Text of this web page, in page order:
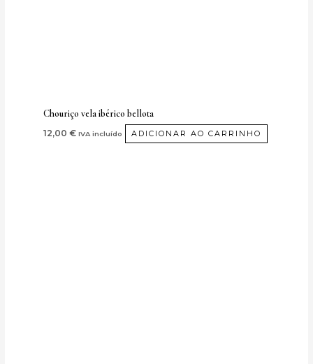
Chouriço vela ibérico bellota
12,00€ IVA incluído ADICIONAR AO CARRINHO